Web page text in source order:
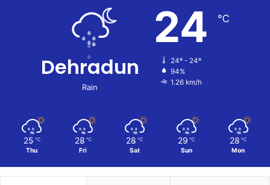
Dehradun
Rain
24 ℃
24º - 24º
94%
1.26 km/h
25 ℃
Thu
28 ℃
Fri
28 ℃
Sat
29 ℃
Sun
28 ℃
Mon